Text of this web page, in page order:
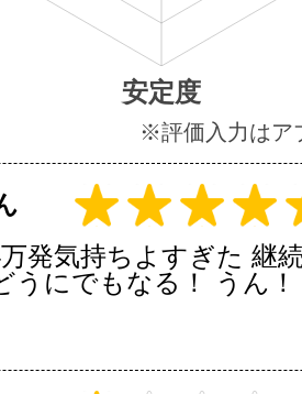
安定度
※評価入力はア
発気持ちよすぎた 継
うにでもなる！ うん！